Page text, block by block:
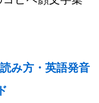
み方・英語発音